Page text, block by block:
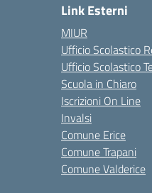
Link Esterni
MIUR
Ufficio Scolastico
Ufficio Scolastico
Scuola in Chiaro
Iscrizioni On Line
Invalsi
Comune Erice
Comune Trapani
Comune Valderice